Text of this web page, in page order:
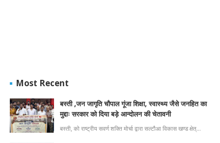
Most Recent
बस्ती ,जन जागृति चौपाल गूंजा शिक्षा, स्वास्थ्य जैसे जनहित का
मुद्दाः सरकार को दिया बड़े आन्दोलन की चेतावनी
बस्ती, को राष्ट्रीय सवर्ण शक्ति मोर्चा द्वारा सल्टौआ विकास खण्ड क्षेत्…